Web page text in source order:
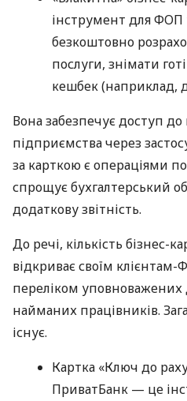
інструмент для ФОП
безкоштовно
послуги, знімати
кешбек (наприклад,
Вона забезпечує доступ
підприємства через
за карткою є операціями
спрощує бухгалтерський
додаткову звітність.
До речі, кількість бізнес-
відкриває своїм
переліком уповноважених
найманих працівників.
існує.
Картка «Ключ до
ПриватБанк — це